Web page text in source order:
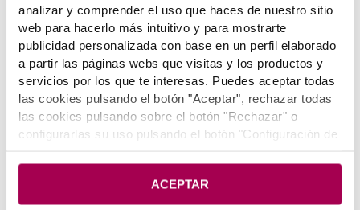
analizar y comprender el uso que haces de nuestro sitio
web para hacerlo más intuitivo y para mostrarte
publicidad personalizada con base en un perfil elaborado
a partir las páginas webs que visitas y los productos y
servicios por los que te interesas. Puedes aceptar todas
las cookies pulsando el botón "Aceptar", rechazar todas
las cookies pulsando sobre el botón "Rechazar" o
configurarlas su uso pulsando el botón "Configuración de
de Cookies
ACEPTAR
Que un ciberataque no paralice tu actividad.
Saber más
SEGUROS AGROPECUARIOS
Cubre los daños de tu explotación o de tu